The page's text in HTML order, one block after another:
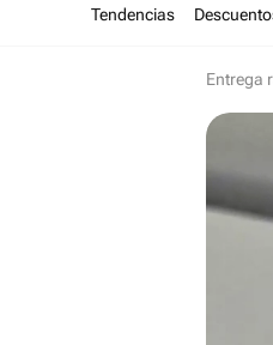
Tendencias
Entrega